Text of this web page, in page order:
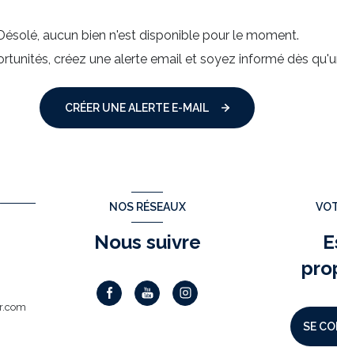
aucun bien n'est disponible pour le moment.
créez une alerte email et soyez informé dès
CRÉER UNE ALERTE E-MAIL
NOS RÉSEAUX
Nous suivre
SE